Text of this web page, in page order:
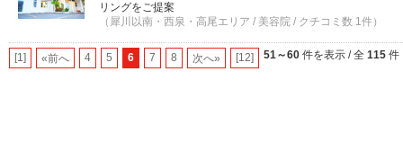
リングをご提案
（犀川以南・西泉・高尾エリア / 美容院 / クチコミ数 1件）
[1] «前へ 4 5 6 7 8 次へ» [12] 51～60 件を表示 / 全 115 件